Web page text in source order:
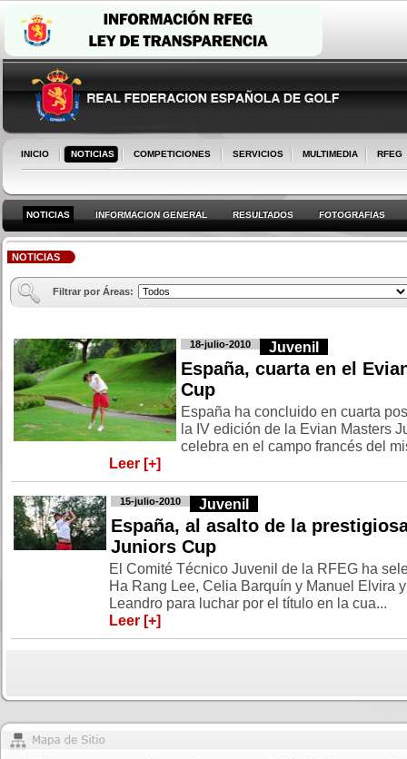
INICIO NOTICIAS COMPETICIONES SERVICIOS MULTIMEDIA RFEG
NOTICIAS INFORMACION GENERAL RESULTADOS FOTOGRAFIAS
NOTICIAS
Filtrar por Áreas:
18-julio-2010 Juvenil
España, cuarta en el
Cup
España ha concluido en cuarta
la IV edición de la Evian Masters
celebra en el campo francés del
Leer [+]
15-julio-2010 Juvenil
España, al asalto de la
Juniors Cup
El Comité Técnico Juvenil de la RFEG ha
Ha Rang Lee, Celia Barquín y Manuel Elvira
Leandro para luchar por el título en la cua...
Leer [+]